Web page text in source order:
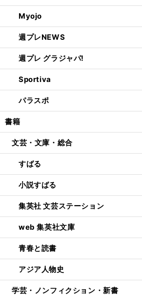
Myojo
週プレNEWS
週プレ グラジャパ!
Sportiva
パラスポ
書籍
文芸・文庫・総合
すばる
小説すばる
集英社 文芸ステーション
web 集英社文庫
青春と読書
アジア人物史
学芸・ノンフィクション・新書